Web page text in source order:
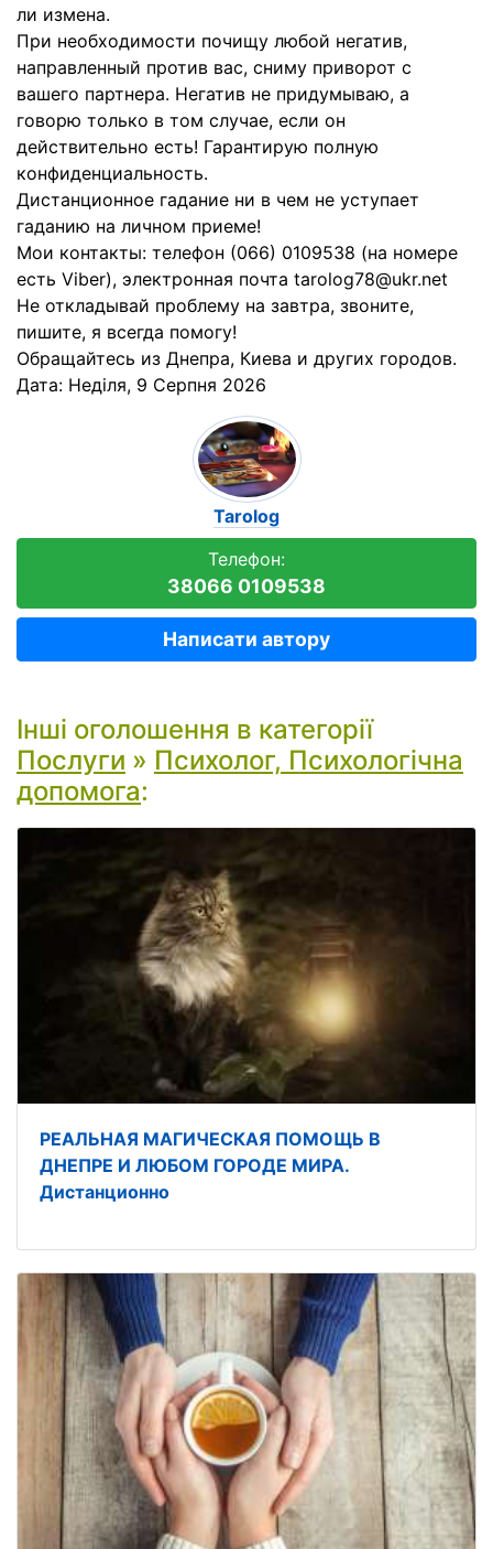
ли измена.
При необходимости почищу любой негатив,
направленный против вас, сниму приворот с
вашего партнера. Негатив не придумываю, а
говорю только в том случае, если он
действительно есть! Гарантирую полную
конфиденциальность.
Дистанционное гадание ни в чем не уступает
гаданию на личном приеме!
Мои контакты: телефон (066) 0109538 (на номере
есть Viber), электронная почта tarolog78@ukr.net
Не откладывай проблему на завтра, звоните,
пишите, я всегда помогу!
Обращайтесь из Днепра, Киева и других городов.
Дата: Неділя, 9 Серпня 2026
Tarolog
Телефон:
38066 0109538
Написати автору
Інші оголошення в категорії
Послуги » Психолог, Психологічна
допомога:
РЕАЛЬНАЯ МАГИЧЕСКАЯ ПОМОЩЬ В
ДНЕПРЕ И ЛЮБОМ ГОРОДЕ МИРА.
Дистанционно